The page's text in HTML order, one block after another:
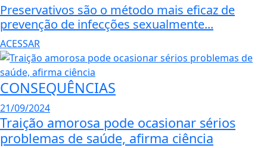
Preservativos são o método mais eficaz de
prevenção de infecções sexualmente...
ACESSAR
CONSEQUÊNCIAS
21/09/2024
Traição amorosa pode ocasionar sérios
problemas de saúde, afirma ciência